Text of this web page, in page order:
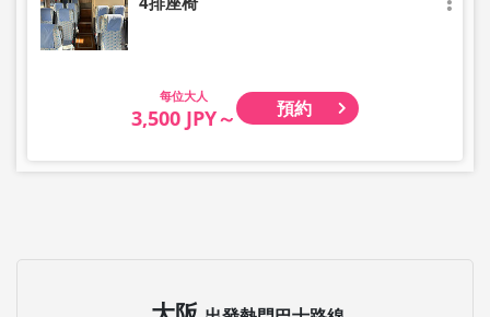
大人
3,500 JPY～ 預約